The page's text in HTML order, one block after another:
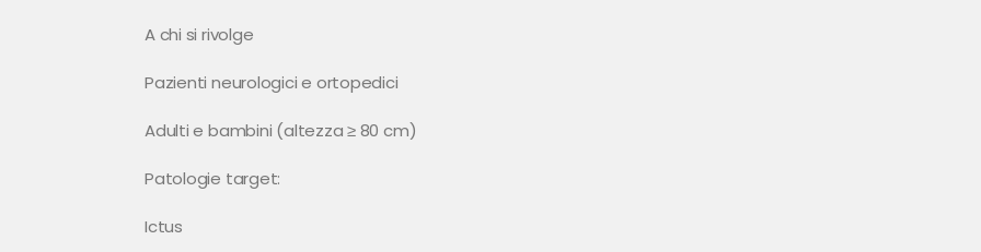
A chi si rivolge
Pazienti neurologici e ortopedici
Adulti e bambini (altezza ≥ 80 cm)
Patologie target:
Ictus